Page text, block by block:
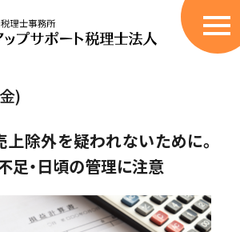
ス
士顧問サービス
融資サポート
務調査立会
)
除外を疑われないために。
足・日頃の管理に注意